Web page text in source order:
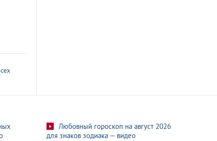
Любовный гороскоп на август 2026
для знаков зодиака — видео